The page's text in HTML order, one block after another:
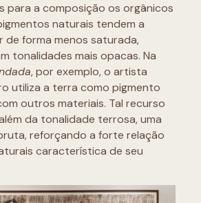
para a composição os orgânicos
naturais tendem a
de forma menos saturada,
tonalidades mais opacas. Na
, por exemplo, o artista
utiliza a terra como pigmento
outros materiais. Tal recurso
da tonalidade terrosa, uma
reforçando a forte relação
característica de seu